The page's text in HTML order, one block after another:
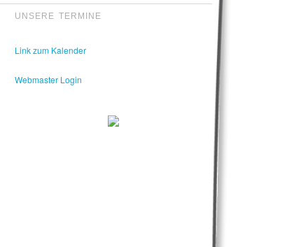
UNSERE TERMINE
Link zum Kalender
Webmaster Login